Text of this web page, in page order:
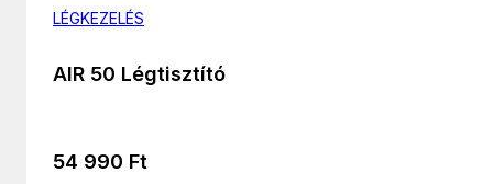
LÉGKEZELÉS
AIR 50 Légtisztító
54 990 Ft